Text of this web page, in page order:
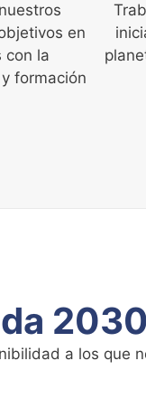
en
con la
formación
2030
a los que